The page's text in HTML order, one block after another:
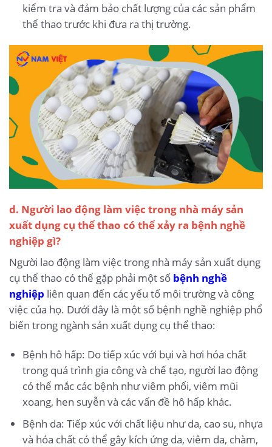
kiểm tra và đảm bảo chất lượng của các sản phẩm
thể thao trước khi đưa ra thị trường.
d. Người lao động làm việc trong nhà máy sản
xuất dụng cụ thể thao có thể xảy ra bệnh nghề
nghiệp gì?
Người lao động làm việc trong nhà máy sản xuất dụng
cụ thể thao có thể gặp phải một số bệnh nghề
nghiệp liên quan đến các yếu tố môi trường và công
việc của họ. Dưới đây là một số bệnh nghề nghiệp phổ
biến trong ngành sản xuất dụng cụ thể thao:
Bệnh hô hấp: Do tiếp xúc với bụi và hơi hóa chất
trong quá trình gia công và chế tạo, người lao động
có thể mắc các bệnh như viêm phổi, viêm mũi
xoang, hen suyễn và các vấn đề hô hấp khác.
Bệnh da: Tiếp xúc với chất liệu như da, cao su, nhựa
và hóa chất có thể gây kích ứng da, viêm da, chàm,